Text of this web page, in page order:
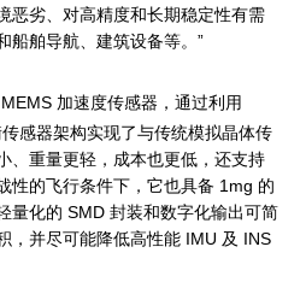
恶劣、对高精度和长期稳定性有需
船舶导航、建筑设备等。”
加速度传感器，通过利用
感器架构实现了与传统模拟晶体传
、重量更轻，成本也更低，还支持
性的飞行条件下，它也具备 1mg 的
量化的 SMD 封装和数字化输出可简
，并尽可能降低高性能 IMU 及 INS